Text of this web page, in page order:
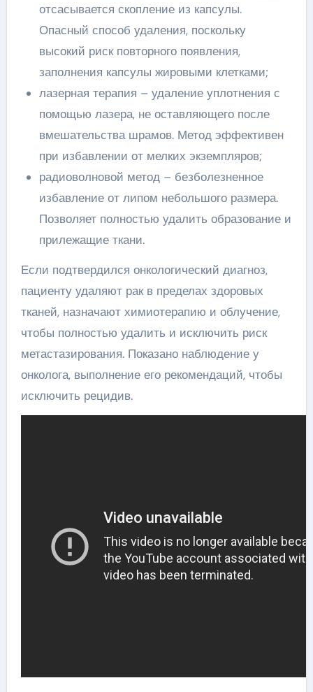
отсасывается скопление из капсулы.
Опасный способ удаления, поскольку
высокий риск повторного появления,
заполнения капсулы жировыми клетками;
лазерная терапия – удаление уплотнения с
помощью лазера, не оставляющего после
вмешательства шрамов. Метод эффективен
при избавлении от мелких экземпляров;
радиоволновой метод – безболезненное
избавление от липом небольшого размера.
Позволяет полностью удалить образование и
прилежащие ткани.
Если подтвердился онкологический диагноз,
пациенту удаляют рак в пределах здоровых
тканей, назначают химиотерапию и облучение,
чтобы полностью удалить и исключить риск
метастазирования. Показано наблюдение у
онколога, выполнение его рекомендаций, чтобы
исключить рецидив.